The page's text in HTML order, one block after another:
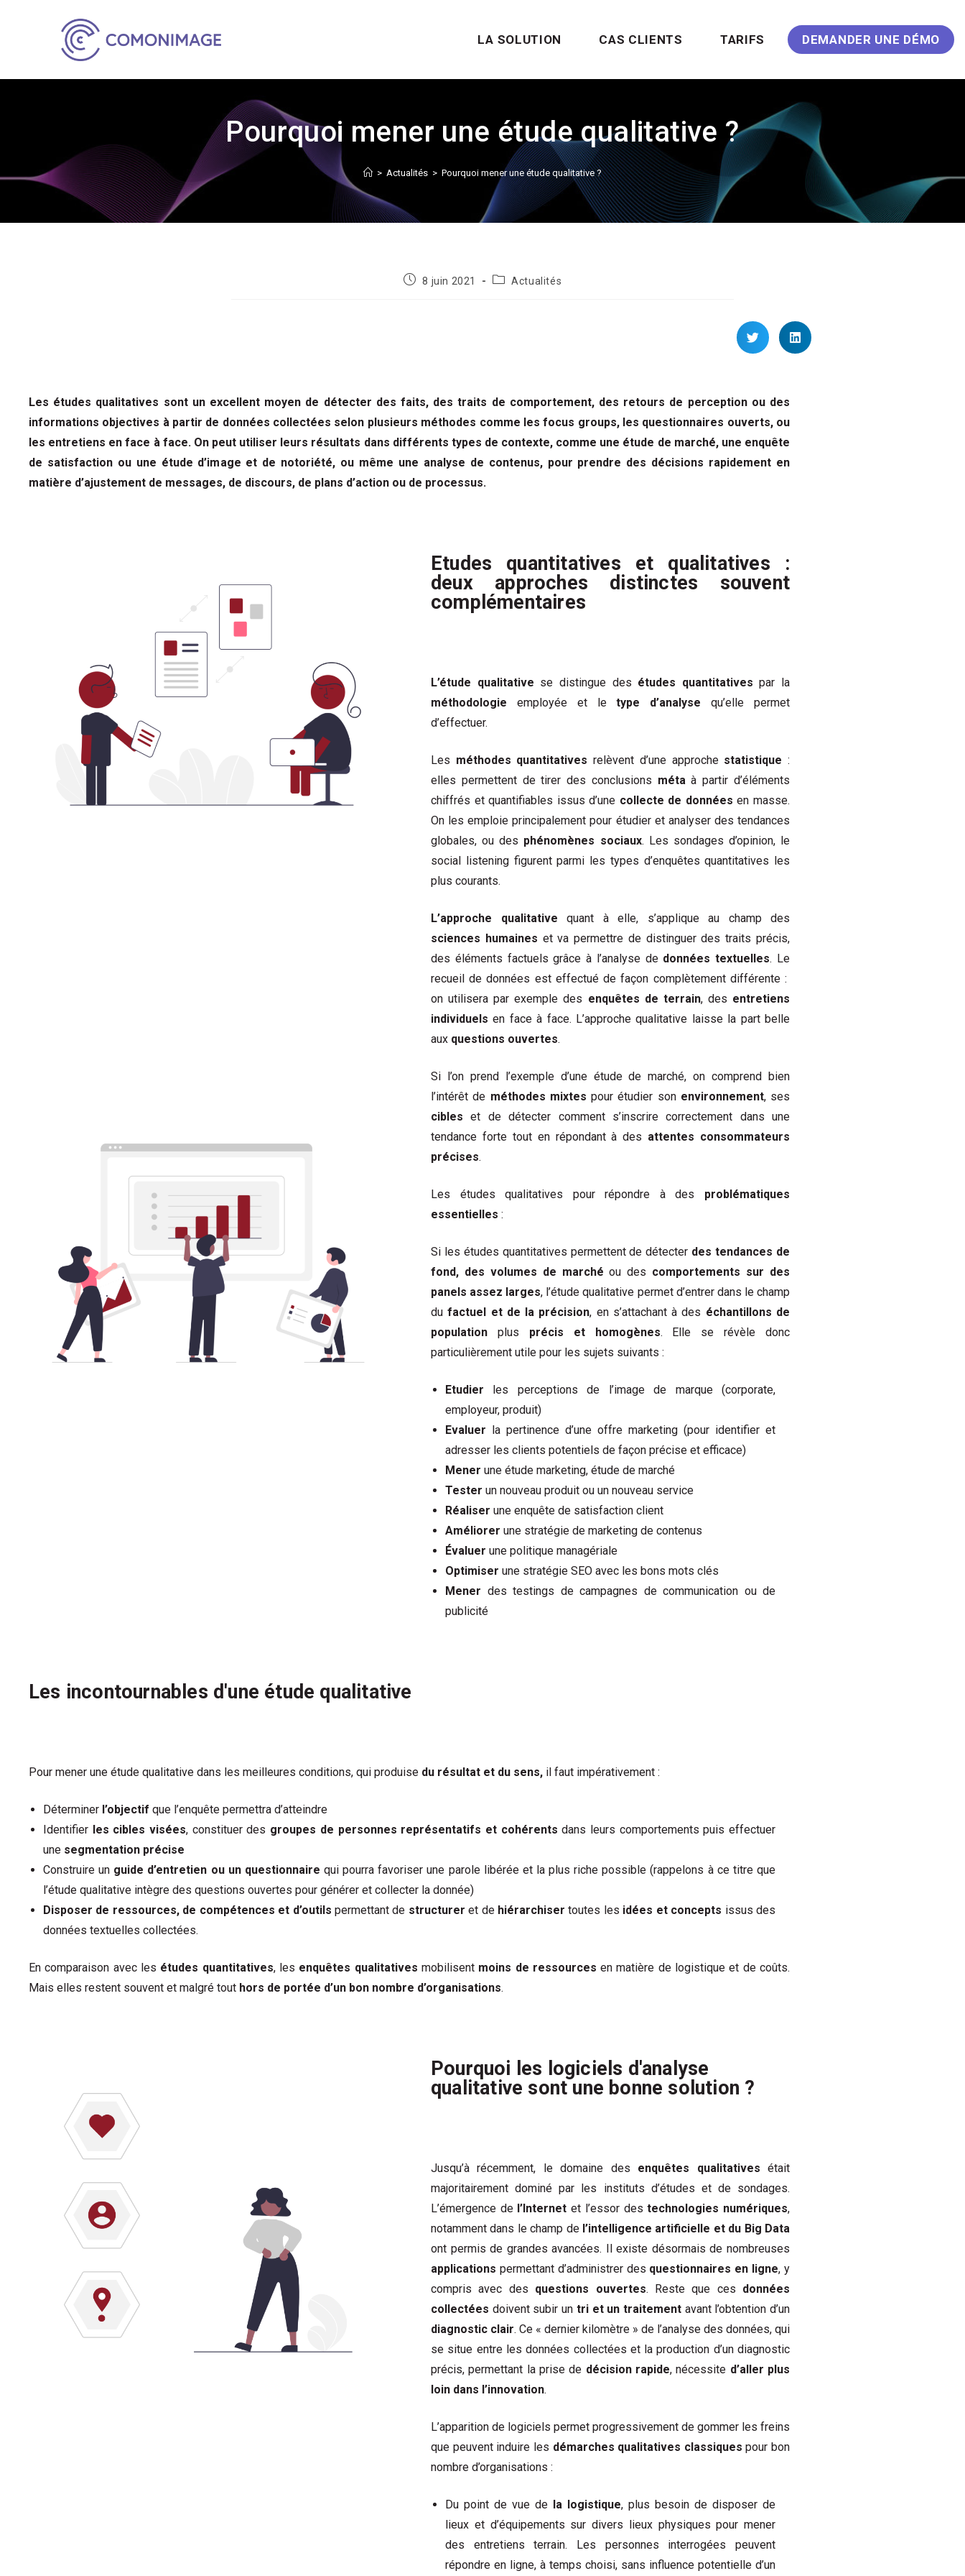
LA SOLUTION CAS CLIENTS TARIFS DEMANDER UNE DÉMO
Pourquoi mener une étude qualitative ?
> Actualités > Pourquoi mener une étude qualitative ?
8 juin 2021 Actualités
Les études qualitatives sont un excellent moyen de détecter des faits, des traits de comportement, des retours de perception ou des
informations objectives à partir de données collectées selon plusieurs méthodes comme les focus groups, les questionnaires ouverts, ou
les entretiens en face à face. On peut utiliser leurs résultats dans différents types de contexte, comme une étude de marché, une enquête
de satisfaction ou une étude d’image et de notoriété, ou même une analyse de contenus, pour prendre des décisions rapidement en
matière d’ajustement de messages, de discours, de plans d’action ou de processus.
Etudes quantitatives et qualitatives :
deux approches distinctes souvent
complémentaires
L’étude qualitative se distingue des études quantitatives par la
méthodologie employée et letype d’analyse qu’elle permet
d’effectuer.
Les méthodes quantitatives relèvent d’une approche statistique :
elles permettent de tirer des conclusions métaà partir d’éléments
chiffrés et quantifiables issus d’une collecte de données en masse.
On les emploie principalement pour étudier et analyser des tendances
globales, ou des phénomènes sociaux. Les sondages d’opinion, le
social listening figurent parmi les types d’enquêtes quantitatives les
plus courants.
L’approche qualitative quant à elle, s’applique au champ des
sciences humaines et va permettre de distinguer des traits précis,
des éléments factuels grâce à l’analyse de données textuelles. Le
recueil de données est effectué de façon complètement différente :
on utilisera par exemple des enquêtes de terrain, des entretiens
individuels en face à face. L’approche qualitative laisse la part belle
aux questions ouvertes.
Si l’on prend l’exemple d’une étude de marché, on comprend bien
l’intérêt de méthodes mixtes pour étudier son environnement, ses
cibles et de détecter comment s’inscrire correctement dans une
tendance forte tout en répondant à des attentes consommateurs
précises.
Les études qualitatives pour répondre à des problématiques
essentielles :
Si les études quantitatives permettent de détecter des tendances de
fond, des volumes de marchéou des comportements sur des
panels assez larges, l’étude qualitative permet d’entrer dans le champ
dufactuel et de la précision, en s’attachant à des échantillons de
population plus précis et homogènes. Elle se révèle donc
particulièrement utile pour les sujets suivants :
Etudier les perceptions de l’image de marque (corporate,
employeur, produit)
Evaluer la pertinence d’une offre marketing (pour identifier et
adresser les clients potentiels de façon précise et efficace)
Mener une étude marketing, étude de marché
Tester un nouveau produit ou un nouveau service
Réaliser une enquête de satisfaction client
Améliorer une stratégie de marketing de contenus
Évaluer une politique managériale
Optimiser une stratégie SEO avec les bons mots clés
Mener des testings de campagnes de communication ou de
publicité
Les incontournables d'une étude qualitative
Pour mener une étude qualitative dans les meilleures conditions, qui produise du résultat et du sens, il faut impérativement :
Déterminer l’objectif que l’enquête permettra d’atteindre
Identifier les cibles visées, constituer des groupes de personnes représentatifs et cohérents dans leurs comportements puis effectuer
une segmentation précise
Construire un guide d’entretien ou un questionnaire qui pourra favoriser une parole libérée et la plus riche possible (rappelons à ce titre que
l’étude qualitative intègre des questions ouvertes pour générer et collecter la donnée)
Disposer de ressources, de compétences et d’outils permettant de structurer et de hiérarchiser toutes les idées et concepts issus des
données textuelles collectées.
En comparaison avec les études quantitatives, les enquêtes qualitatives mobilisent moins de ressources en matière de logistique et de coûts.
Mais elles restent souvent et malgré tout hors de portée d’un bon nombre d’organisations.
Pourquoi les logiciels d'analyse
qualitative sont une bonne solution ?
Jusqu’à récemment, le domaine des enquêtes qualitatives était
majoritairement dominé par les instituts d’études et de sondages.
L’émergence de l’Internetet l’essor destechnologies numériques,
notamment dans le champ de l’intelligence artificielle et du Big Data
ont permis de grandes avancées. Il existe désormais de nombreuses
applications permettant d’administrer des questionnaires en ligne, y
compris avec des questions ouvertes. Reste que ces données
collectées doivent subir un tri et un traitementavant l’obtention d’un
diagnostic clair. Ce « dernier kilomètre » de l’analyse des données, qui
se situe entre les données collectées et la production d’un diagnostic
précis, permettant la prise de décision rapide, nécessite d’aller plus
loin dans l’innovation.
L’apparition de logiciels permet progressivement de gommer les freins
que peuvent induire les démarches qualitatives classiques pour bon
nombre d’organisations :
Du point de vue de la logistique, plus besoin de disposer de
lieux et d’équipements sur divers lieux physiques pour mener
des entretiens terrain. Les personnes interrogées peuvent
répondre en ligne, à temps choisi, sans influence potentielle d’un